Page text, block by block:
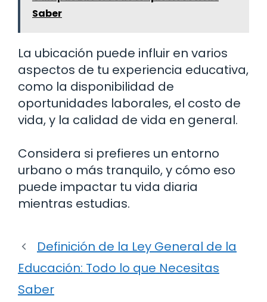
Saber
La ubicación puede influir en varios
aspectos de tu experiencia educativa,
como la disponibilidad de
oportunidades laborales, el costo de
vida, y la calidad de vida en general.
Considera si prefieres un entorno
urbano o más tranquilo, y cómo eso
puede impactar tu vida diaria
mientras estudias.
Definición de la Ley General de la
Educación: Todo lo que Necesitas
Saber